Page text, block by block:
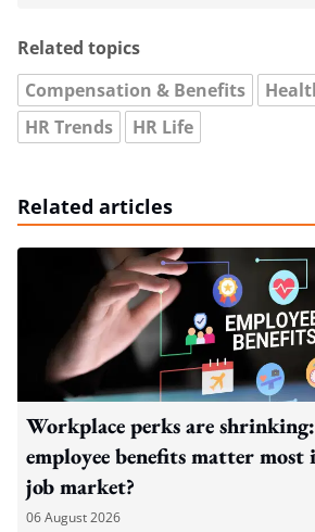
Related topics
Compensation & Benefits
HR Trends
HR Life
Related articles
Workplace perks are
employee benefits matter most
job market?
06 August 2026